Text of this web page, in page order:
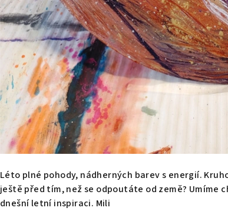
Léto plné pohody, nádherných barev s energií.
ještě před tím, než se odpoutáte od země?
dnešní letní inspiraci. Mili